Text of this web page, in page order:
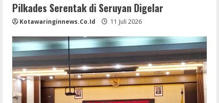
Pilkades Serentak di Seruyan Digelar
Kotawaringinnews.co.id 11 Juli 2026